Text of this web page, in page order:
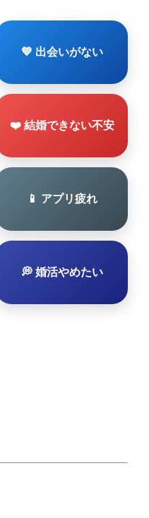
💙 出会いがない
❤️ 結婚できない不安
📱 アプリ疲れ
💭 婚活やめたい